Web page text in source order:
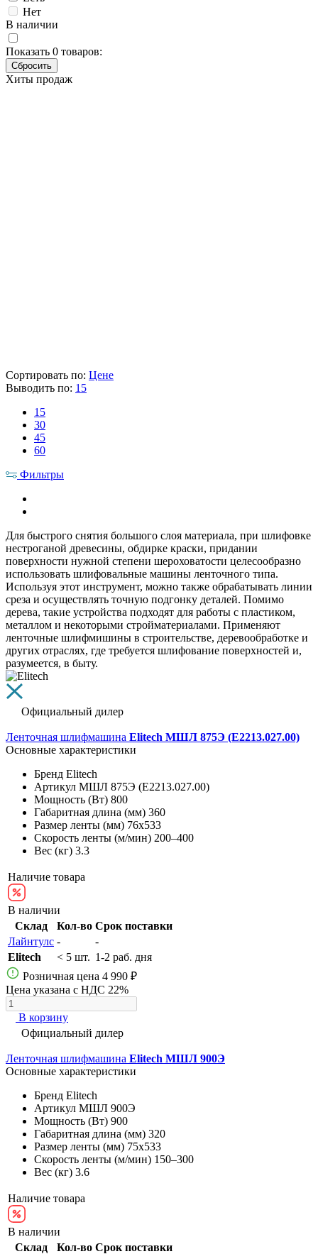
Нет
В наличии
Показать 0 товаров:
Хиты продаж
Сортировать по: Цене
Выводить по: 15
15
30
45
60
Фильтры
Для быстрого снятия большого слоя материала, при шлифовке
нестроганой древесины, обдирке краски, придании
поверхности нужной степени шероховатости целесообразно
использовать шлифовальные машины ленточного типа.
Используя этот инструмент, можно также обрабатывать линии
среза и осуществлять точную подгонку деталей. Помимо
дерева, такие устройства подходят для работы с пластиком,
металлом и некоторыми стройматериалами. Применяют
ленточные шлифмишины в строительстве, деревообработке и
других отраслях, где требуется шлифование поверхностей и,
разумеется, в быту.
Официальный дилер
Ленточная шлифмашина Elitech МШЛ 875Э (E2213.027.00)
Основные характеристики
Бренд Elitech
Артикул МШЛ 875Э (E2213.027.00)
Мощность (Вт) 800
Габаритная длина (мм) 360
Размер ленты (мм) 76х533
Скорость ленты (м/мин) 200–400
Вес (кг) 3.3
Наличие товара
В наличии
Склад
Кол-во Срок поставки
Лайнтулс -
-
Elitech
< 5 шт. 1-2 раб. дня
Розничная цена 4 990 ₽
Цена указана с НДС 22%
В корзину
Официальный дилер
Ленточная шлифмашина Elitech МШЛ 900Э
Основные характеристики
Бренд Elitech
Артикул МШЛ 900Э
Мощность (Вт) 900
Габаритная длина (мм) 320
Размер ленты (мм) 75х533
Скорость ленты (м/мин) 150–300
Вес (кг) 3.6
Наличие товара
В наличии
Склад
Кол-во Срок поставки